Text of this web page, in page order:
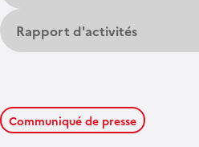
Rapport d'activités
Communiqué de presse